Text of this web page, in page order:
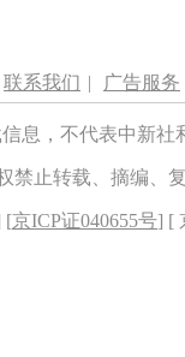
联系我们 | 广告服务
息，不代表中新
禁止转载、摘编、
[京ICP证040655号] [